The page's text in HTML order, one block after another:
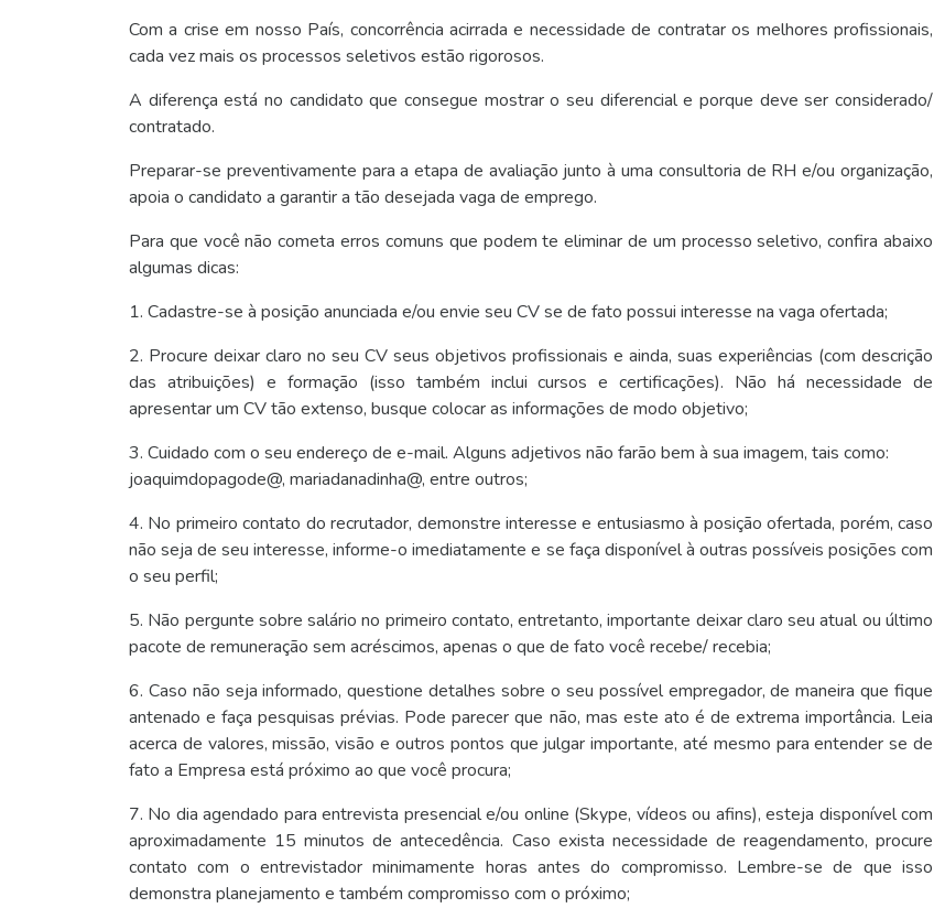
Com a crise em nosso País, concorrência acirrada e necessidade de contratar os melhores profissionais,
cada vez mais os processos seletivos estão rigorosos.
A diferença está no candidato que consegue mostrar o seu diferencial e porque deve ser considerado/
contratado.
Preparar-se preventivamente para a etapa de avaliação junto à uma consultoria de RH e/ou organização,
apoia o candidato a garantir a tão desejada vaga de emprego.
Para que você não cometa erros comuns que podem te eliminar de um processo seletivo, confira abaixo
algumas dicas:
1. Cadastre-se à posição anunciada e/ou envie seu CV se de fato possui interesse na vaga ofertada;
2. Procure deixar claro no seu CV seus objetivos profissionais e ainda, suas experiências (com descrição
das atribuições) e formação (isso também inclui cursos e certificações). Não há necessidade de
apresentar um CV tão extenso, busque colocar as informações de modo objetivo;
3. Cuidado com o seu endereço de e-mail. Alguns adjetivos não farão bem à sua imagem, tais como:
joaquimdopagode@, mariadanadinha@, entre outros;
4. No primeiro contato do recrutador, demonstre interesse e entusiasmo à posição ofertada, porém, caso
não seja de seu interesse, informe-o imediatamente e se faça disponível à outras possíveis posições com
o seu perfil;
5. Não pergunte sobre salário no primeiro contato, entretanto, importante deixar claro seu atual ou último
pacote de remuneração sem acréscimos, apenas o que de fato você recebe/ recebia;
6. Caso não seja informado, questione detalhes sobre o seu possível empregador, de maneira que fique
antenado e faça pesquisas prévias. Pode parecer que não, mas este ato é de extrema importância. Leia
acerca de valores, missão, visão e outros pontos que julgar importante, até mesmo para entender se de
fato a Empresa está próximo ao que você procura;
7. No dia agendado para entrevista presencial e/ou online (Skype, vídeos ou afins), esteja disponível com
aproximadamente 15 minutos de antecedência. Caso exista necessidade de reagendamento, procure
contato com o entrevistador minimamente horas antes do compromisso. Lembre-se de que isso
demonstra planejamento e também compromisso com o próximo;